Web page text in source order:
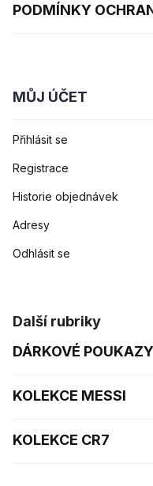
PODMÍNKY
MŮJ ÚČET
Přihlásit se
Registrace
Historie objednávek
Adresy
Odhlásit se
Další rubriky
DÁRKOVÉ POUKAZY
KOLEKCE MESSI
KOLEKCE CR7